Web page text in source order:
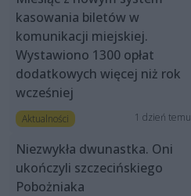
kasowania biletów w
komunikacji miejskiej.
Wystawiono 1300 opłat
dodatkowych więcej niż rok
wcześniej
Aktualności 1 dzień temu
Niezwykła dwunastka. Oni
ukończyli szczecińskiego
Pobożniaka